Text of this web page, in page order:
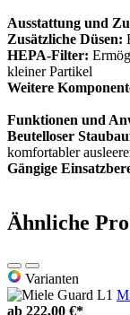
Ausstattung und
Zusätzliche Düsen:
HEPA-Filter:
kleiner Partikel
Weitere
Funktionen und
Beutelloser
komfortabler
Gängige
Ähnliche
Varianten
ab 222,00 €*